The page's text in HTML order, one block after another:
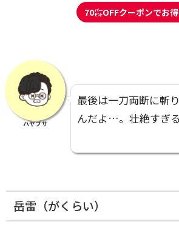
70㌫OFFクーポンでお
ハヤブサ
最後は一刀両断に斬
んだよ…。壮絶すぎる
岳雷（がくらい）